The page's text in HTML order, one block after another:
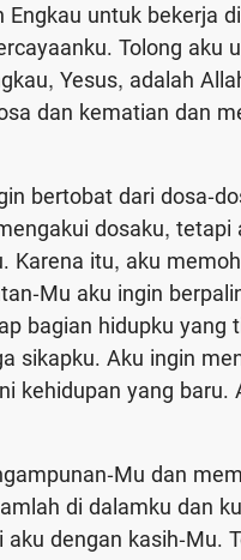
untuk bekerja
Tolong aku
Yesus, adalah
dan kematian dan
bertobat dari dosa-
dosaku, tetapi
Karena itu, aku
Mu aku ingin
bagian hidupku yang
sikapku. Aku ingin
kehidupan yang baru.
Mu dan
di dalamku dan
dengan kasih-Mu.